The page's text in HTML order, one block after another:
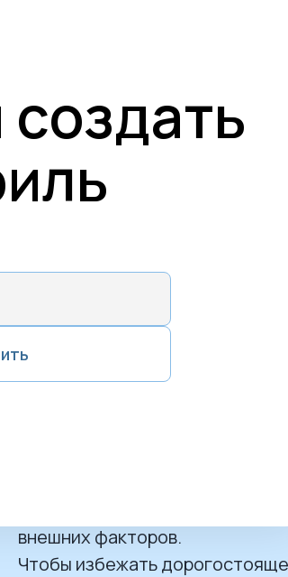
элемент выполняет не только
эстетическую функцию,
мемориальному комплексу
Узнать подробнее
Обслуживание и
внешних факторов.
Чтобы избежать